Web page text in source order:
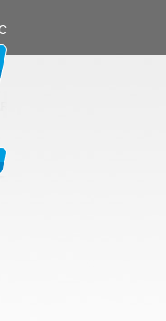
SIERPIEŃ 2026 rok: 31